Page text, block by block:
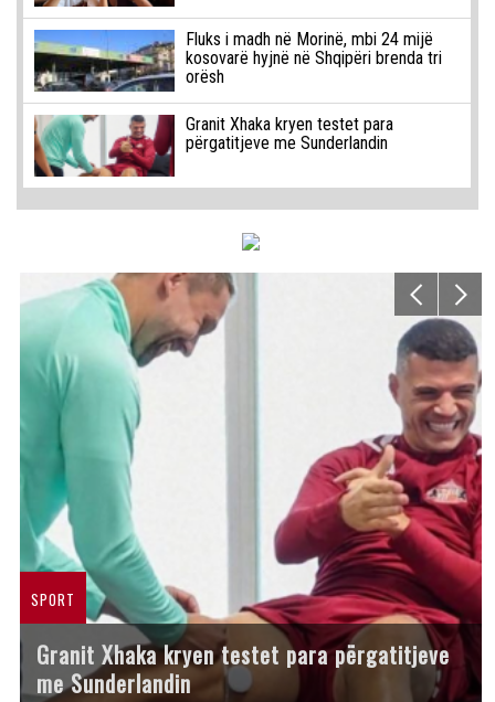
Fluks i madh në Morinë, mbi 24 mijë
kosovarë hyjnë në Shqipëri brenda tri
orësh
Granit Xhaka kryen testet para
përgatitjeve me Sunderlandin
SPORT
Granit Xhaka kryen testet para përgatitjeve
me Sunderlandin